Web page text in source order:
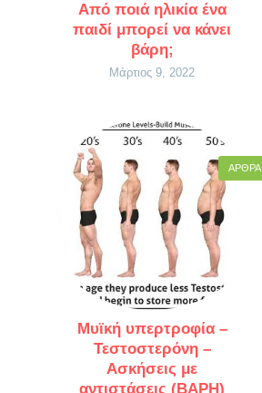
Από ποιά ηλικία ένα
παιδί μπορεί να κάνει
βάρη;
Μάρτιος 9, 2022
Μυϊκή υπερτροφία –
Τεστοστερόνη –
Ασκήσεις με
αντιστάσεις (ΒΑΡΗ)
ΆΡΘΡΑ